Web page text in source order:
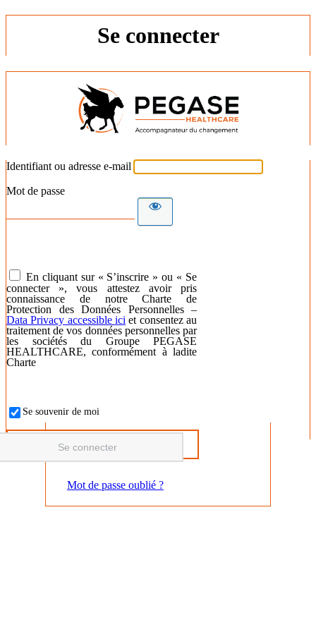
Se connecter
Identifiant ou adresse e-mail
Mot de passe
En cliquant sur « S’inscrire » ou « Se
connecter », vous attestez avoir pris
connaissance de notre Charte de
Protection des Données Personnelles –
Data Privacy accessible ici et consentez au
traitement de vos données personnelles par
les sociétés du Groupe PEGASE
HEALTHCARE, conformément à ladite
Charte
Se souvenir de moi
Mot de passe oublié ?